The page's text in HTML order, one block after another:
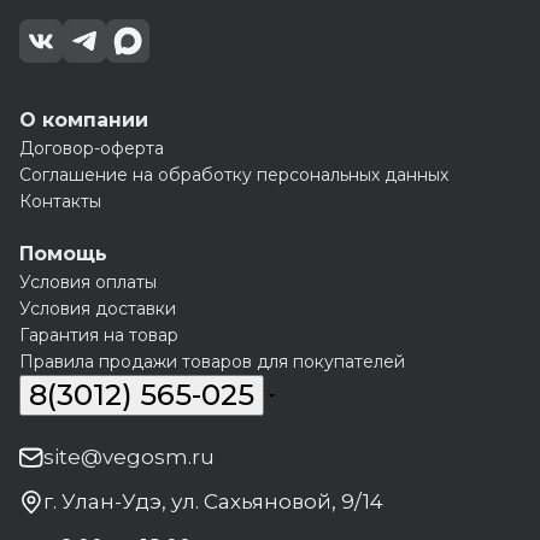
О компании
Договор-оферта
Соглашение на обработку персональных данных
Контакты
Помощь
Условия оплаты
Условия доставки
Гарантия на товар
Правила продажи товаров для покупателей
8(3012) 565-025
site@vegosm.ru
г. Улан-Удэ, ул. Сахьяновой, 9/14